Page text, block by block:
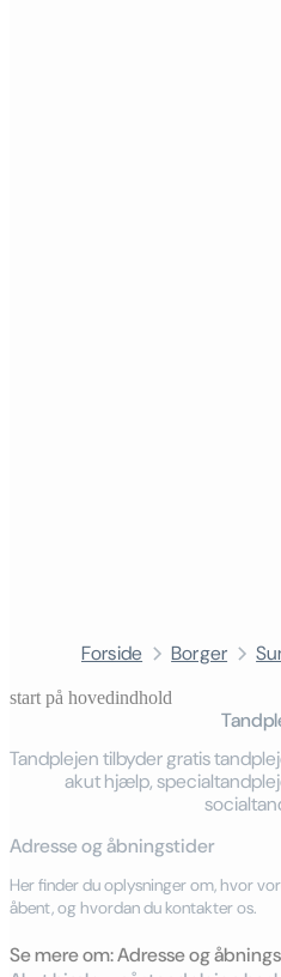
Forside Borger
start på hovedindhold
Tandplejen tilbyder gratis
akut hjælp,
Adresse og åbningstider
Her finder du oplysninger om, hvor
åbent, og hvordan du kontakter os.
Se mere om: Adresse og